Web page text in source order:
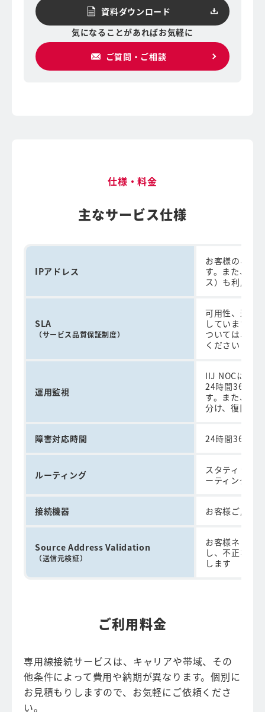
資料ダウンロード
気になることがあればお気軽に
ご質問・ご相談
仕様・料金
主なサービス仕様
IPアドレス
お客様のネッ
す。また、お
ス）も利用で
SLA
（サービス品質保証制度）
可用性、遅延
しています。
ついては、「
ください
運用監視
IIJ NOCに設
24時間365日
す。また、必
分け、復旧作
障害対応時間 24時間365日
ルーティング
スタティック
ーティングが
接続機器 お客様ご用意
Source Address Validation
（送信元検証）
お客様ネット
し、不正な送
します
ご利用料金
専用線接続サービスは、キャリアや帯域、その
他条件によって費用や納期が異なります。個別に
お見積もりしますので、お気軽にご依頼くださ
い。